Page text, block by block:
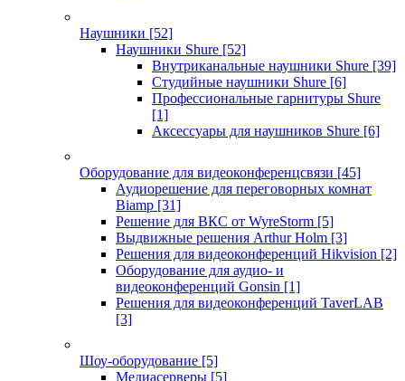
Наушники [52]
Наушники Shure [52]
Внутриканальные наушники Shure [39]
Студийные наушники Shure [6]
Профессиональные гарнитуры Shure
[1]
Аксессуары для наушников Shure [6]
Оборудование для видеоконференцсвязи [45]
Аудиорешение для переговорных комнат
Biamp [31]
Решение для ВКС от WyreStorm [5]
Выдвижные решения Arthur Holm [3]
Решения для видеоконференций Hikvision [2]
Оборудование для аудио- и
видеоконференций Gonsin [1]
Решения для видеоконференций TaverLAB
[3]
Шоу-оборудование [5]
Медиасерверы [5]